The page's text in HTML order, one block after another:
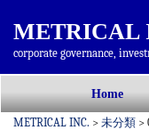
METRICAL
corporate governance,
メインメニュー
ン
Home
METRICAL INC. > 未分類 >